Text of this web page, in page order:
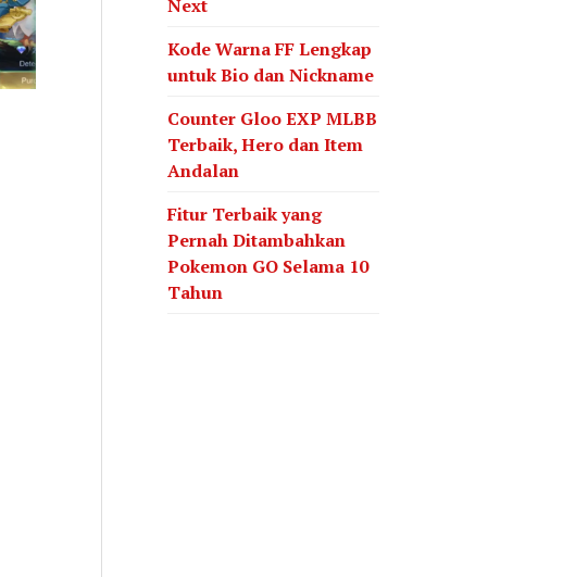
Next
Kode Warna FF Lengkap
untuk Bio dan Nickname
Counter Gloo EXP MLBB
Terbaik, Hero dan Item
Andalan
Fitur Terbaik yang
Pernah Ditambahkan
Pokemon GO Selama 10
Tahun